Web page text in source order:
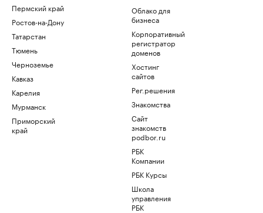
Пермский край
Ростов-на-Дону
Татарстан
Тюмень
Черноземье
Кавказ
Карелия
Мурманск
Приморский
край
Облако для
бизнеса
Корпоративный
регистратор
доменов
Хостинг
сайтов
Рег.решения
Знакомства
Сайт
знакомств
podbor.ru
РБК
Компании
РБК Курсы
Школа
управления
РБК